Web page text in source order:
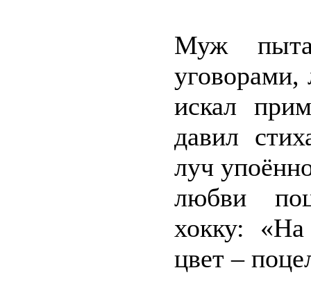
Муж
уговорами,
искал
давил
луч
любви
хокку: «На
цвет –